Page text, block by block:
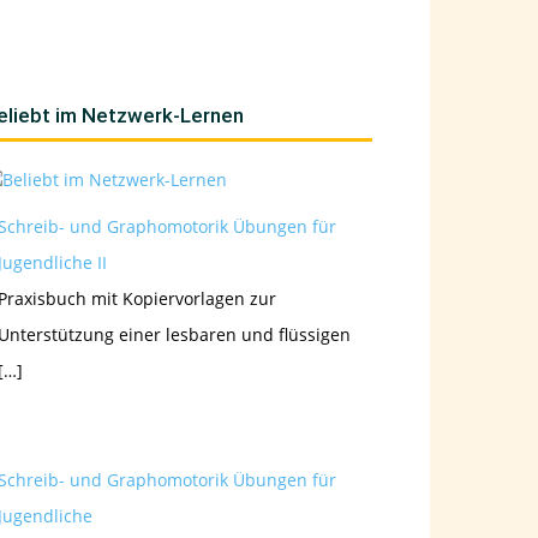
im Netzwerk-Lernen
und Graphomotorik Übungen für
II
mit Kopiervorlagen zur
einer lesbaren und flüssigen
und Graphomotorik Übungen für